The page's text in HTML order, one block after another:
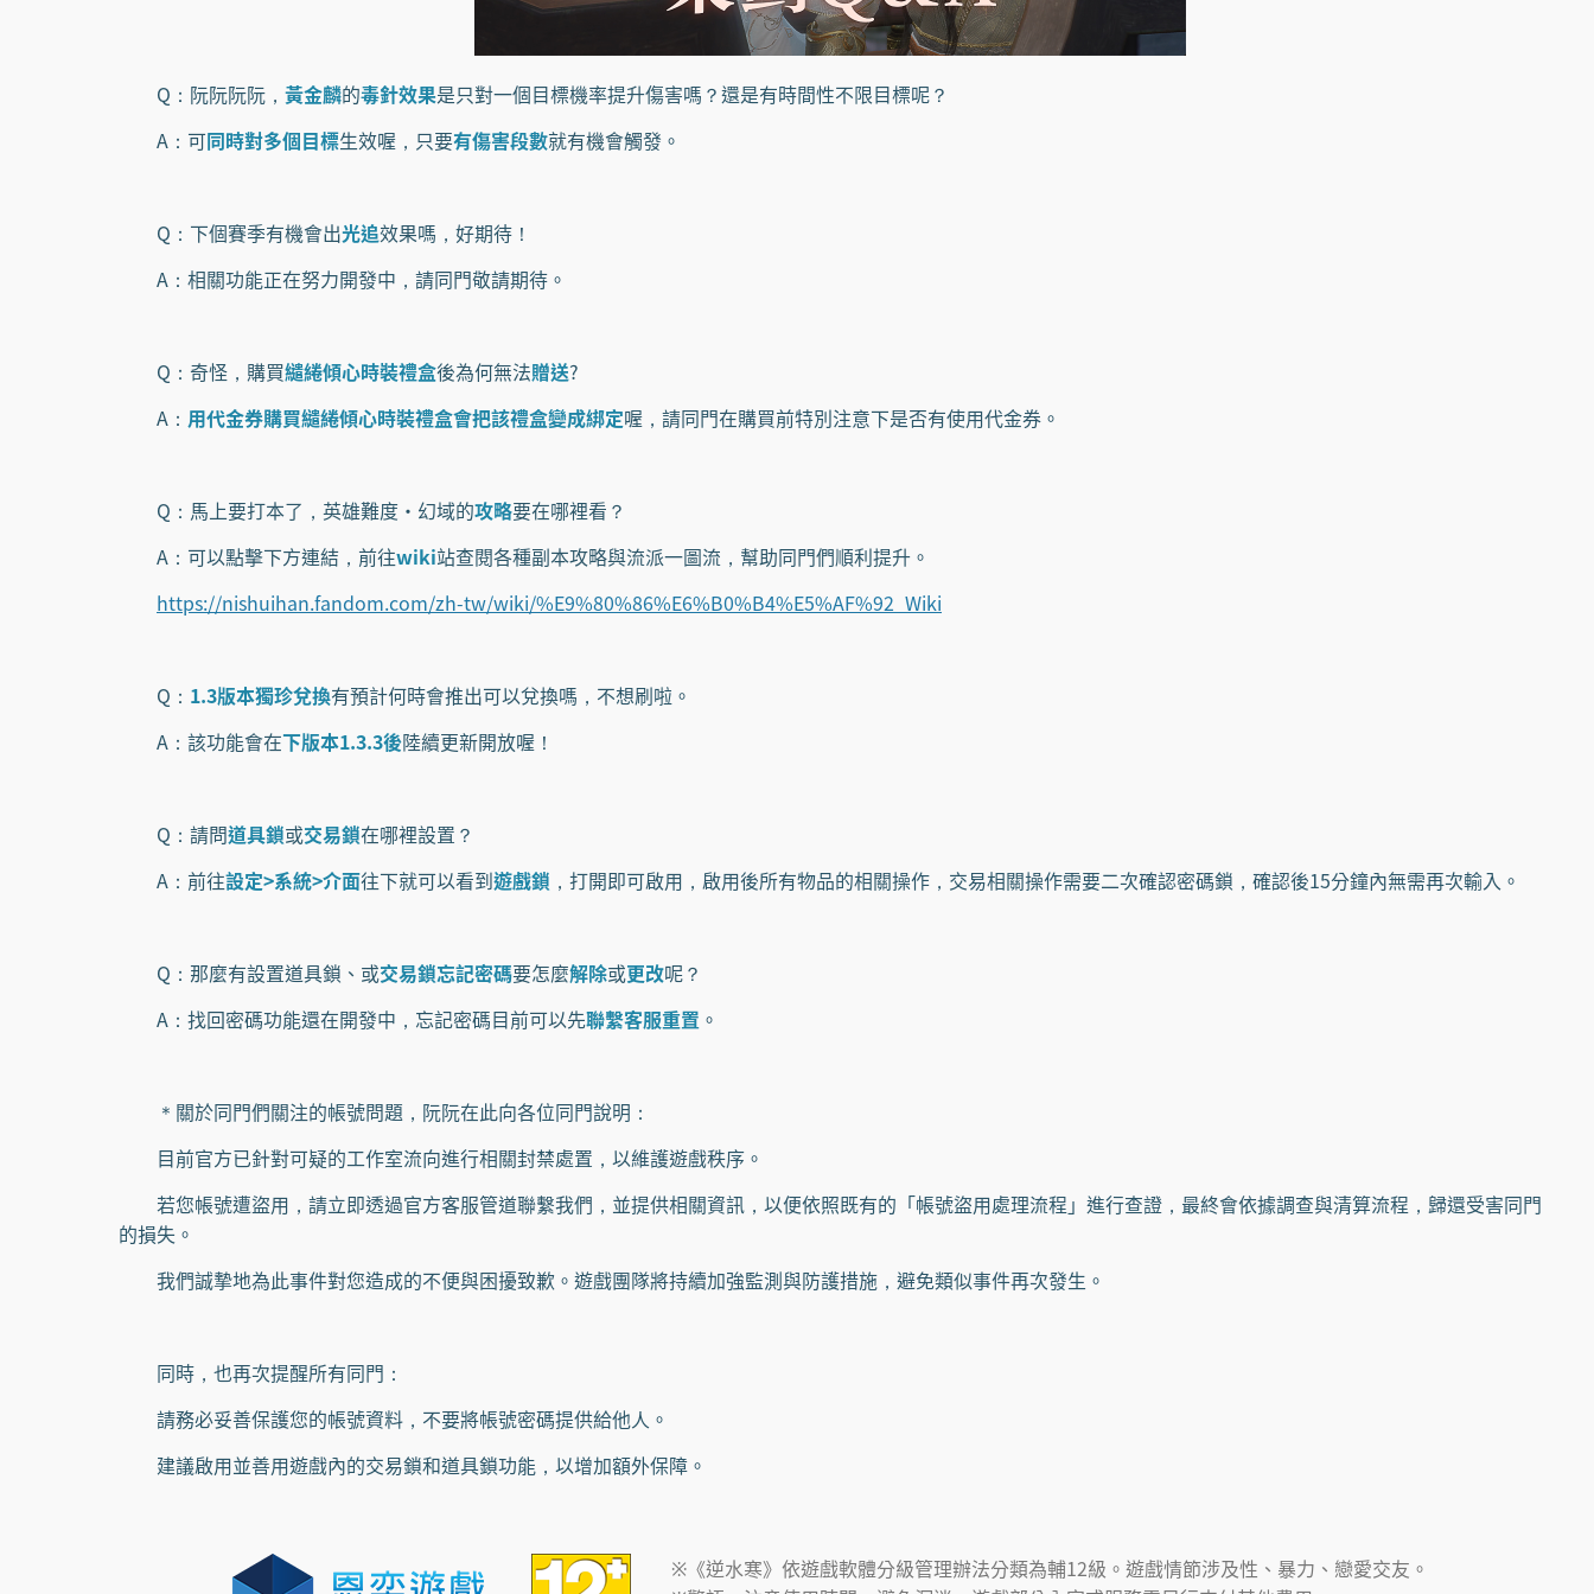
Q：阮阮阮阮， 黃金麟的毒針效果是只對一個目標機率提升傷害嗎？還是有時間性不限目標呢？
A：可同時對多個目標生效喔，只要有傷害段數就有機會觸發。
Q：下個賽季有機會出光追效果嗎，好期待！
A：相關功能正在努力開發中，請同門敬請期待。
Q：奇怪，購買繾綣傾心時裝禮盒後為何無法贈送?
A： 用代金券購買繾綣傾心時裝禮盒會把該禮盒變成綁定喔，請同門在購買前特別注意下是否有使用代金券。
Q：馬上要打本了，英雄難度·幻域的攻略要在哪裡看？
A：可以點擊下方連結，前往wiki站查閱各種副本攻略與流派一圖流，幫助同門們順利提升。
https://nishuihan.fandom.com/zh-tw/wiki/%E9%80%86%E6%B0%B4%E5%AF%92_Wiki
Q： 1.3版本獨珍兌換有預計何時會推出可以兌換嗎，不想刷啦。
A：該功能會在下版本1.3.3後陸續更新開放喔！
Q：請問道具鎖或交易鎖在哪裡設置？
A：前往設定>系統>介面往下就可以看到遊戲鎖 ，打開即可啟用，啟用後所有物品的相關操作，交易相關操作需要二次確認密碼鎖，確認後15分鐘內無需再次輸入。
Q：那麼有設置道具鎖、或交易鎖忘記密碼要怎麼解除或更改呢？
A：找回密碼功能還在開發中，忘記密碼目前可以先聯繫客服重置 。
＊關於同門們關注的帳號問題，阮阮在此向各位同門說明：
目前官方已針對可疑的工作室流向進行相關封禁處置，以維護遊戲秩序。
若您帳號遭盜用，請立即透過官方客服管道聯繫我們，並提供相關資訊，以便依照既有的「帳號盜用處理流程」進行查證，最終會依據調查與清算流程，歸還受害同門
的損失。
我們誠摯地為此事件對您造成的不便與困擾致歉。遊戲團隊將持續加強監測與防護措施，避免類似事件再次發生。
同時，也再次提醒所有同門：
請務必妥善保護您的帳號資料，不要將帳號密碼提供給他人。
建議啟用並善用遊戲內的交易鎖和道具鎖功能，以增加額外保障。
※《逆水寒》依遊戲軟體分級管理辦法分類為輔12級。遊戲情節涉及性、暴力、戀愛交友。